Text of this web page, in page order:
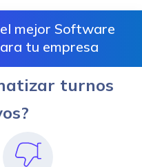
el mejor Software
tu empresa
turnos